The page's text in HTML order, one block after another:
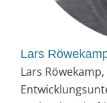
Lars
Lars